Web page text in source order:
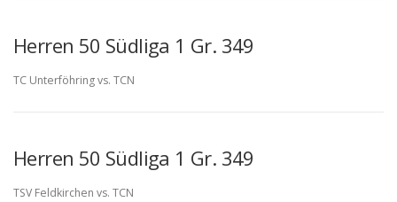
Herren 50 Südliga 1 Gr. 349
TC Unterföhring vs. TCN
Herren 50 Südliga 1 Gr. 349
TSV Feldkirchen vs. TCN